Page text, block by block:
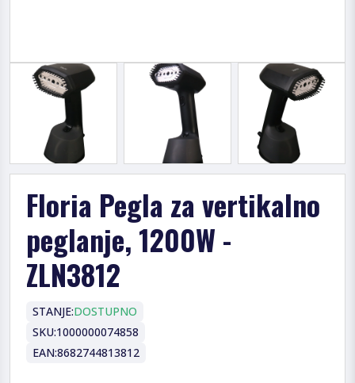
Floria Pegla za vertikalno
peglanje, 1200W -
ZLN3812
STANJE:DOSTUPNO
SKU:1000000074858
EAN:8682744813812